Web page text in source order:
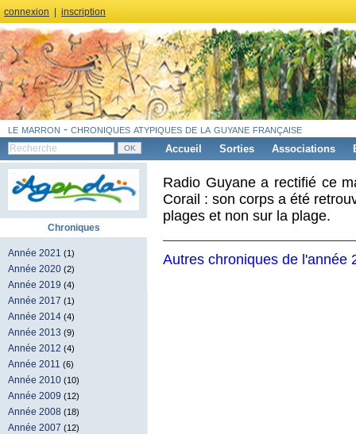
connexion inscription
le marron - chroniques atypiques de la guyane française
Accueil Sorties Associations
Chroniques
Année 2021 (1)
Année 2020 (2)
Année 2019 (4)
Année 2017 (1)
Année 2014 (4)
Année 2013 (9)
Année 2012 (4)
Année 2011 (6)
Année 2010 (10)
Année 2009 (12)
Année 2008 (18)
Année 2007 (12)
Radio Guyane a rectifié ce
Corail : son corps a été
plages et non sur la plage.
Autres chroniques de l'année